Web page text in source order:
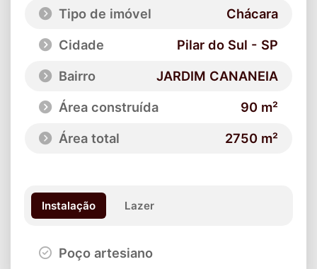
Tipo de imóvel
Chácara
Cidade
Pilar do Sul - SP
Bairro
JARDIM CANANEIA
Área construída
90 m²
Área total
2750 m²
Instalação Lazer
Poço artesiano